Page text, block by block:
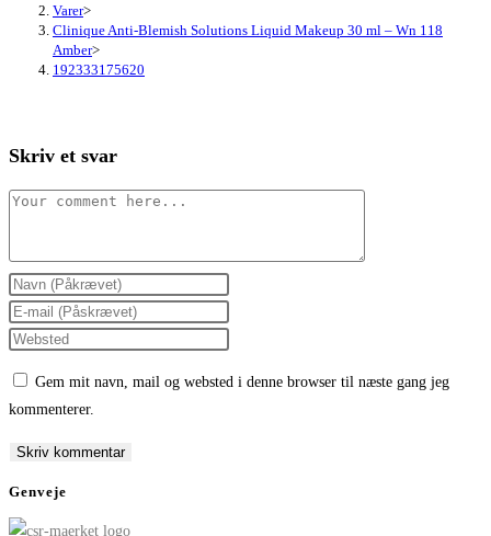
Varer>
Clinique Anti-Blemish Solutions Liquid Makeup 30 ml – Wn 118
Amber>
192333175620
Skriv et svar
Comment
Enter
your
name
comment
Enter
your
comment
Enter
(optional)
Gem mit navn, mail og websted i denne browser til næste gang jeg
kommenterer.
Genveje